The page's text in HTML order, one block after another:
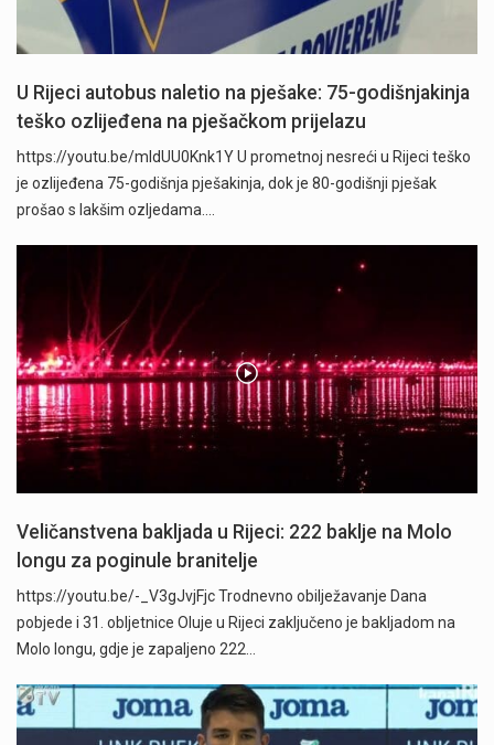
U Rijeci autobus naletio na pješake: 75-godišnjakinja
teško ozlijeđena na pješačkom prijelazu
https://youtu.be/mldUU0Knk1Y U prometnoj nesreći u Rijeci teško
je ozlijeđena 75-godišnja pješakinja, dok je 80-godišnji pješak
prošao s lakšim ozljedama.…
Veličanstvena bakljada u Rijeci: 222 baklje na Molo
longu za poginule branitelje
https://youtu.be/-_V3gJvjFjc Trodnevno obilježavanje Dana
pobjede i 31. obljetnice Oluje u Rijeci zaključeno je bakljadom na
Molo longu, gdje je zapaljeno 222…